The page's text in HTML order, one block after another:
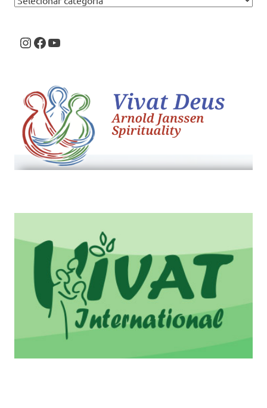
Instagram
Facebook
Youtube